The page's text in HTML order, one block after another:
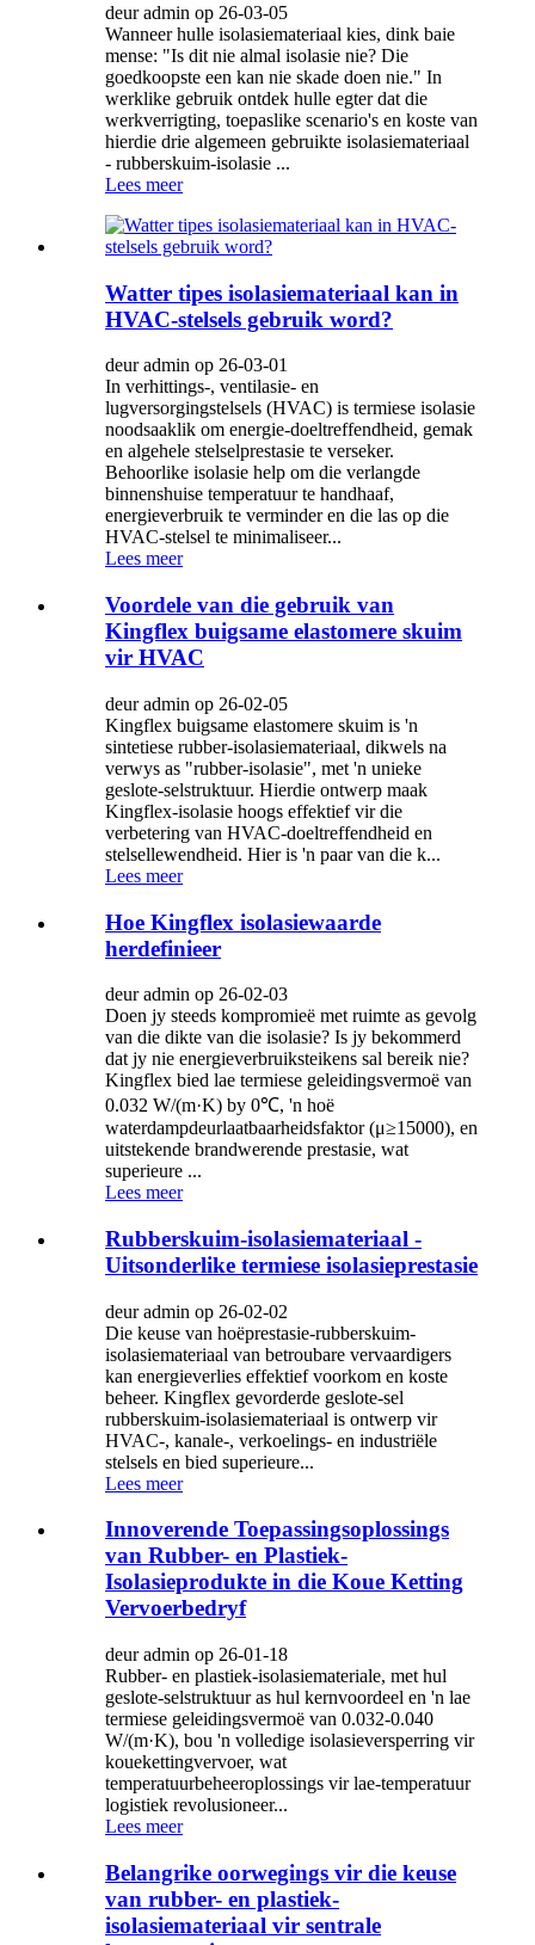
deur admin op 26-03-05
Wanneer hulle isolasiemateriaal kies, dink baie
mense: "Is dit nie almal isolasie nie? Die
goedkoopste een kan nie skade doen nie." In
werklike gebruik ontdek hulle egter dat die
werkverrigting, toepaslike scenario's en koste van
hierdie drie algemeen gebruikte isolasiemateriaal
- rubberskuim-isolasie ...
Lees meer
Watter tipes isolasiemateriaal kan in
HVAC-stelsels gebruik word?
deur admin op 26-03-01
In verhittings-, ventilasie- en
lugversorgingstelsels (HVAC) is termiese isolasie
noodsaaklik om energie-doeltreffendheid, gemak
en algehele stelselprestasie te verseker.
Behoorlike isolasie help om die verlangde
binnenshuise temperatuur te handhaaf,
energieverbruik te verminder en die las op die
HVAC-stelsel te minimaliseer...
Lees meer
Voordele van die gebruik van
Kingflex buigsame elastomere skuim
vir HVAC
deur admin op 26-02-05
Kingflex buigsame elastomere skuim is 'n
sintetiese rubber-isolasiemateriaal, dikwels na
verwys as "rubber-isolasie", met 'n unieke
geslote-selstruktuur. Hierdie ontwerp maak
Kingflex-isolasie hoogs effektief vir die
verbetering van HVAC-doeltreffendheid en
stelsellewendheid. Hier is 'n paar van die k...
Lees meer
Hoe Kingflex isolasiewaarde
herdefinieer
deur admin op 26-02-03
Doen jy steeds kompromieë met ruimte as gevolg
van die dikte van die isolasie? Is jy bekommerd
dat jy nie energieverbruiksteikens sal bereik nie?
Kingflex bied lae termiese geleidingsvermoë van
0.032 W/(m·K) by 0℃, 'n hoë
waterdampdeurlaatbaarheidsfaktor (μ≥15000), en
uitstekende brandwerende prestasie, wat
superieure ...
Lees meer
Rubberskuim-isolasiemateriaal -
Uitsonderlike termiese isolasieprestasie
deur admin op 26-02-02
Die keuse van hoëprestasie-rubberskuim-
isolasiemateriaal van betroubare vervaardigers
kan energieverlies effektief voorkom en koste
beheer. Kingflex gevorderde geslote-sel
rubberskuim-isolasiemateriaal is ontwerp vir
HVAC-, kanale-, verkoelings- en industriële
stelsels en bied superieure...
Lees meer
Innoverende Toepassingsoplossings
van Rubber- en Plastiek-
Isolasieprodukte in die Koue Ketting
Vervoerbedryf
deur admin op 26-01-18
Rubber- en plastiek-isolasiemateriale, met hul
geslote-selstruktuur as hul kernvoordeel en 'n lae
termiese geleidingsvermoë van 0.032-0.040
W/(m·K), bou 'n volledige isolasieversperring vir
kouekettingvervoer, wat
temperatuurbeheeroplossings vir lae-temperatuur
logistiek revolusioneer...
Lees meer
Belangrike oorwegings vir die keuse
van rubber- en plastiek-
isolasiemateriaal vir sentrale